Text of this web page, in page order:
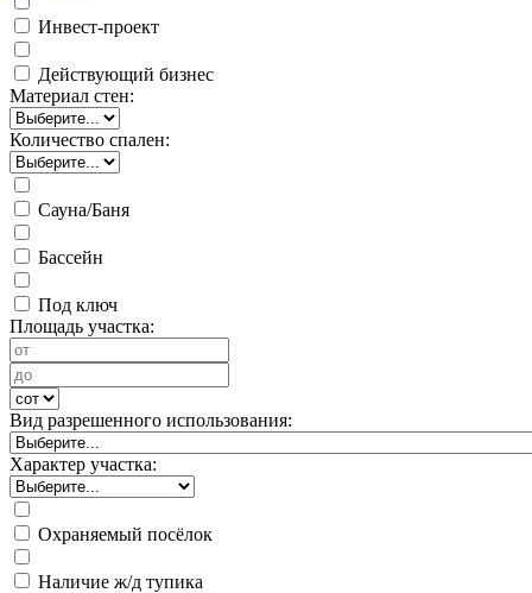
Инвест-проект
Действующий бизнес
Материал стен:
Количество спален:
Сауна/Баня
Бассейн
Под ключ
Площадь участка:
Вид разрешенного использования:
Характер участка:
Охраняемый посёлок
Наличие ж/д тупика